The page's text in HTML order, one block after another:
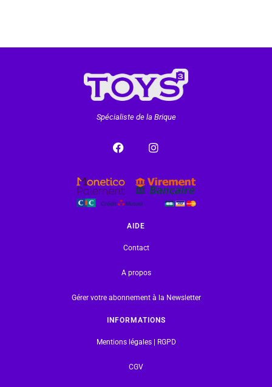
Spécialiste de la Brique
AIDE
Contact
A propos
Gérer votre abonnement à la Newsletter
INFORMATIONS
Mentions légales | RGPD
CGV